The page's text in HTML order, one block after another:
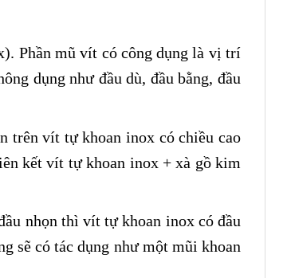
Phần mũ vít có công dụng là vị trí
dụng như đầu dù, đầu bằng, đầu
trên vít tự khoan inox có chiều cao
kết vít tự khoan inox + xà gồ kim
nhọn thì vít tự khoan inox có đầu
sẽ có tác dụng như một mũi khoan